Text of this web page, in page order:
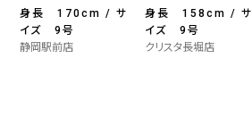
身長 170cm / サ
イズ 9号
静岡駅前店
身長 158cm / サ
イズ 9号
クリスタ長堀店